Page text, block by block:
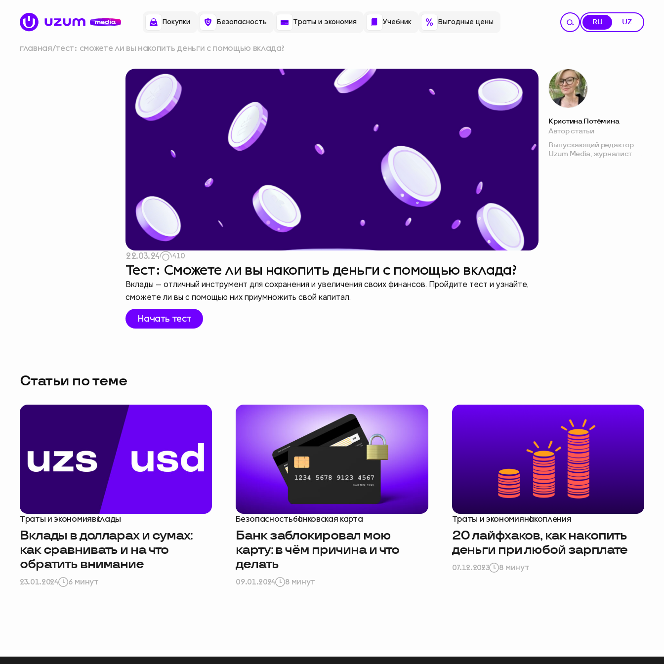
Покупки Безопасность Траты и экономия Учебник Выгодные цены RU UZ
главная тест: сможете ли вы накопить деньги с помощью вклада?
22.03.24 410
Тест: Сможете ли вы накопить деньги с помощью вклада?
Вклады — отличный инструмент для сохранения и увеличения своих финансов. Пройдите тест и узнайте,
сможете ли вы с помощью них приумножить свой капитал.
Начать тест
Кристина Потёмина
Автор статьи
Выпускающий редактор
Uzum Media, журналист
Статьи по теме
Траты и экономиявклады
Вклады в долларах и сумах:
как сравнивать и на что
обратить внимание
23.01.2024 6 минут
Безопасностьбанковская карта
Банк заблокировал мою
карту: в чём причина и что
делать
09.01.2024 8 минут
Траты и экономиянакопления
20 лайфхаков, как накопить
деньги при любой зарплате
07.12.2023 8 минут
Помогите нам стать лучше –
пройдите опрос❤️
начать